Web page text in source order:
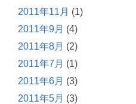
2011年11月 (1)
2011年9月 (4)
2011年8月 (2)
2011年7月 (1)
2011年6月 (3)
2011年5月 (3)